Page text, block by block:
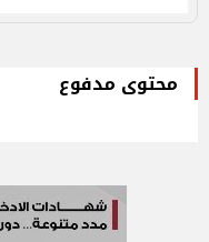
محتوى مدفوع